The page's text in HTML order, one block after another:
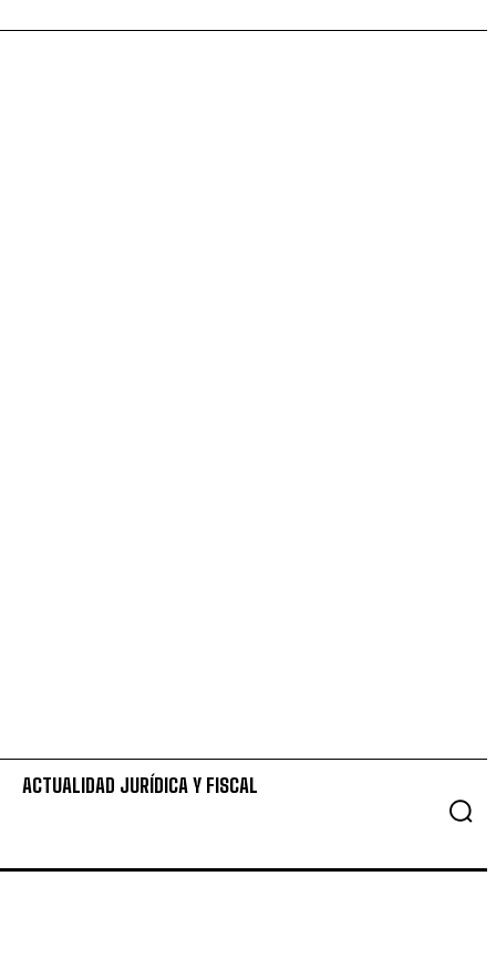
ACTUALIDAD JURÍDICA Y FISCAL